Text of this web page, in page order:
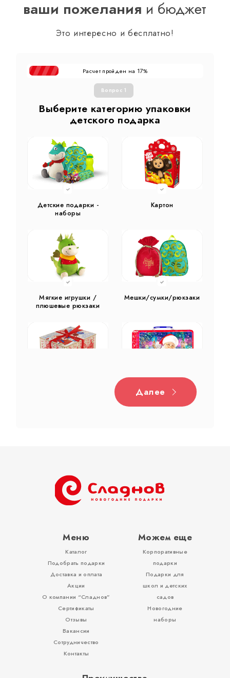
ваши пожелания и бюджет
Это интересно и бесплатно!
Расчет пройден на 17%
Вопрос 1
Выберите категорию упаковки
детского подарка
Детские подарки -
наборы
Картон
Мягкие игрушки /
плюшевые рюкзаки
Мешки/сумки/рюкзаки
Жестяная
Тубы
Вложения, игры
Далее
Меню
Каталог
Подобрать подарки
Доставка и оплата
Акции
О компании “Сладнов”
Сертификаты
Отзывы
Вакансии
Сотрудничество
Контакты
Можем еще
Корпоративные
подарки
Подарки для
школ и детских
садов
Новогодние
наборы